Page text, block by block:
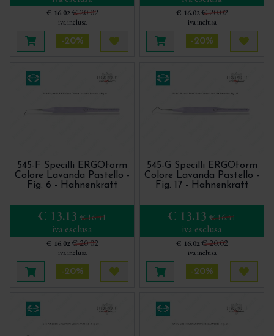
€ 16.02€ 20.02
iva inclusa
Aggiungi al carrello
-20%
Acquista più tardi
€ 16.02€ 20.02
iva inclusa
Aggiungi al carrello
-20%
545-F Specilli ERGOform
Colore Lavanda Pastello -
Fig. 6 - Hahnenkratt
€ 13.13 € 16.41
iva esclusa
€ 16.02€ 20.02
iva inclusa
Aggiungi al carrello
-20%
Acquista più tardi
545-G Specilli ERGOform
Colore Lavanda Pastello -
Fig. 17 - Hahnenkratt
€ 13.13 € 16.41
iva esclusa
€ 16.02€ 20.02
iva inclusa
Aggiungi al carrello
-20%